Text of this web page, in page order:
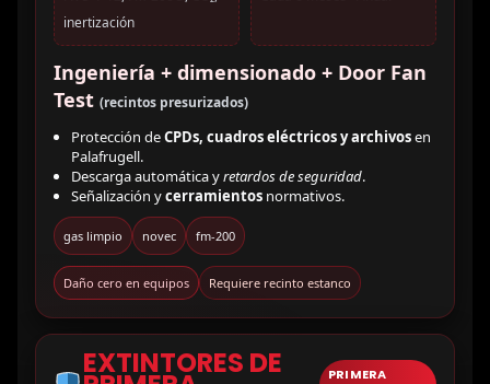
inertización
Ingeniería + dimensionado + Door Fan
Test (recintos presurizados)
Protección deCPDs, cuadros eléctricos y archivosen
Palafrugell.
Descarga automática yretardos de seguridad.
Señalización ycerramientosnormativos.
gas limpio novec fm-200
Daño cero en equipos Requiere recinto estanco
EXTINTORES DE PRIMERA